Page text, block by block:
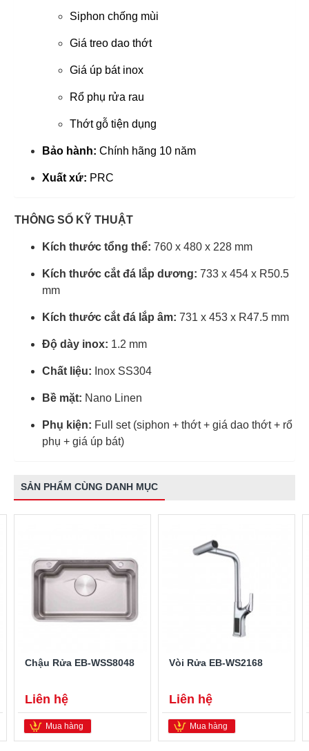
Siphon chống mùi
Giá treo dao thớt
Giá úp bát inox
Rổ phụ rửa rau
Thớt gỗ tiện dụng
Bảo hành: Chính hãng 10 năm
Xuất xứ: PRC
THÔNG SỐ KỸ THUẬT
Kích thước tổng thể: 760 x 480 x 228 mm
Kích thước cắt đá lắp dương: 733 x 454 x R50.5
mm
Kích thước cắt đá lắp âm: 731 x 453 x R47.5 mm
Độ dày inox: 1.2 mm
Chất liệu: Inox SS304
Bề mặt: Nano Linen
Phụ kiện: Full set (siphon + thớt + giá dao thớt + rổ
phụ + giá úp bát)
SẢN PHẨM CÙNG DANH MỤC
Chậu Rửa EB-WSS8048
Liên hệ
Mua hàng
Vòi Rửa EB-WS2168
Liên hệ
Mua hàng